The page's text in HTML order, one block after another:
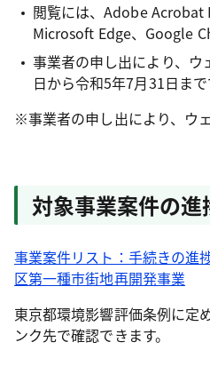
閲覧には、Adobe Acrobat
Microsoft Edge、Google
事業者の申し出により、
日から令和5年7月31日まで
※事業者の申し出により、ウ
対象事業案件の進
事業案件リスト：手続きの
区第一種市街地再開発事業
東京都環境影響評価条例に定
ンク先で確認できます。